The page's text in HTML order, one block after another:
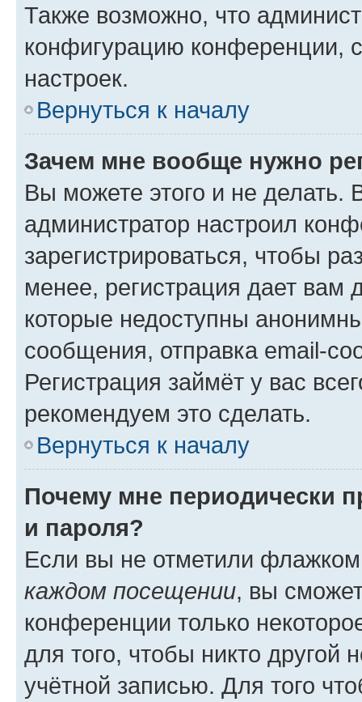
Также возможно, что
конфигурацию конференции,
настроек.
Вернуться к началу
Зачем мне вообще нужно
Вы можете этого и не делать.
администратор настроил
зарегистрироваться, чтобы
менее, регистрация дает вам
которые недоступны
сообщения, отправка email-
Регистрация займёт у вас
рекомендуем это сделать.
Вернуться к началу
Почему мне периодически
и пароля?
Если вы не отметили
каждом посещении, вы
конференции только
для того, чтобы никто другой
учётной записью. Для того